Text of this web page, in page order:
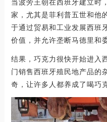
当波旁王朝在西班牙建立时
家，尤其是菲利普五世和他
于通过贸易和工业发展西班
价值，并允许垄断马德里和
结果，巧克力很快开始进入
门销售西班牙殖民地产品的
奇，让许多人都养成了喝巧